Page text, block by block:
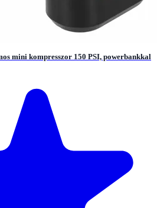
mini kompresszor 150 PSI, powerbankkal